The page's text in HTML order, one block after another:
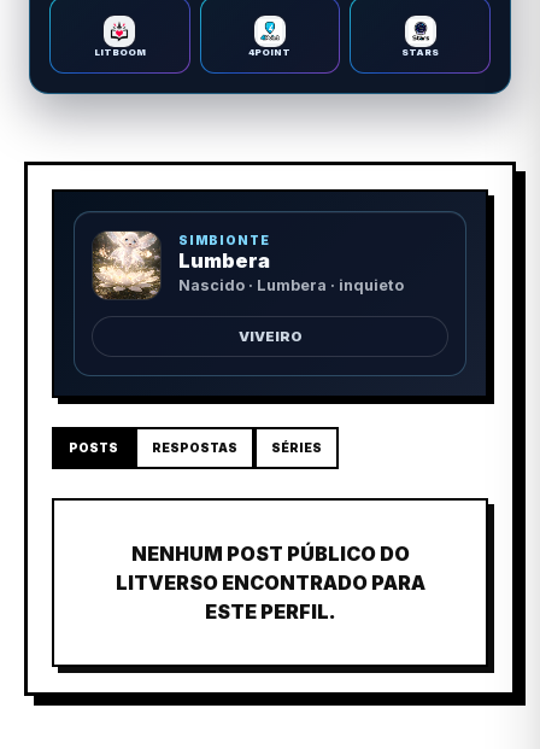
LITBOOM 4POINT STARS
SIMBIONTE
Lumbera
Nascido · Lumbera · inquieto
VIVEIRO
POSTS RESPOSTAS SÉRIES
NENHUM POST PÚBLICO DO
LITVERSO ENCONTRADO PARA
ESTE PERFIL.